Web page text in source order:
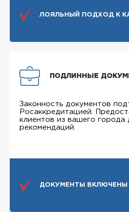
ЛОЯЛЬНЫЙ ПОДХОД К
ПОДЛИННЫЕ
Законность документов
Росаккредитацией.
клиентов из вашего города
рекомендаций.
ДОКУМЕНТЫ ВКЛЮЧЕНЫ